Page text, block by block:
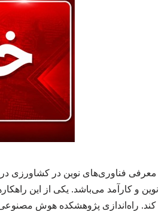
معرفی فناوری‌های نوین در کشاورزی
نوین و کارآمد می‌باشد. یکی از این
کند. راه‌اندازی پژوهشکده هوش مصنوعی